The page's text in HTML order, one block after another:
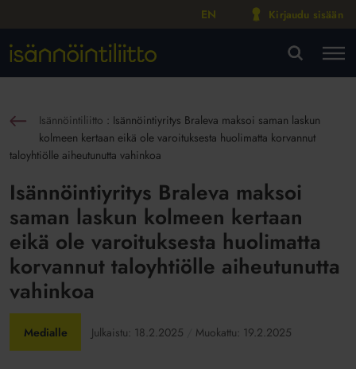
EN Kirjaudu sisään
Isännöintiliitto : Isännöintiyritys Braleva maksoi saman laskun
kolmeen kertaan eikä ole varoituksesta huolimatta korvannut
taloyhtiölle aiheutunutta vahinkoa
Isännöintiyritys Braleva maksoi
saman laskun kolmeen kertaan
eikä ole varoituksesta huolimatta
korvannut taloyhtiölle aiheutunutta
vahinkoa
Medialle Julkaistu: 18.2.2025 Muokattu: 19.2.2025